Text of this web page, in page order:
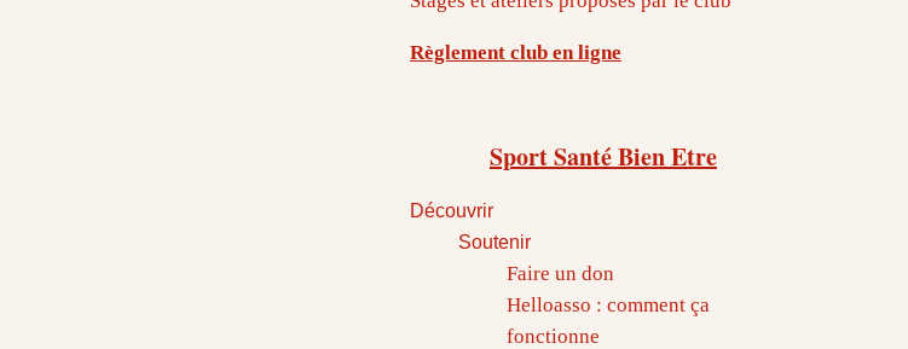
Règlement club en ligne
Sport Santé Bien Etre
Découvrir
Soutenir
Faire un don
Helloasso : comment ça
fonctionne